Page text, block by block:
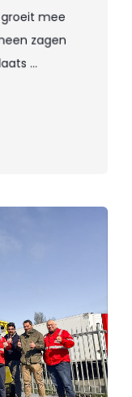
groeit mee
zagen
...